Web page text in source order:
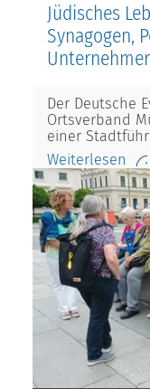
Jüdisches
Synagogen,
Der Deutsche
Ortsverband
einer
Weiterlesen